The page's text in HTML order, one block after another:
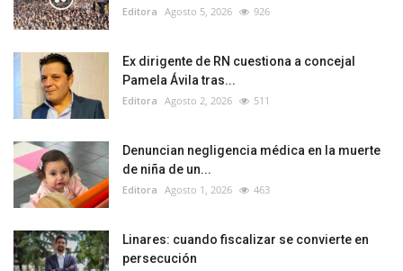
Editora Agosto 5, 2026 926
Ex dirigente de RN cuestiona a concejal
Pamela Ávila tras...
Editora Agosto 2, 2026 511
Denuncian negligencia médica en la muerte
de niña de un...
Editora Agosto 1, 2026 463
Linares: cuando fiscalizar se convierte en
persecución